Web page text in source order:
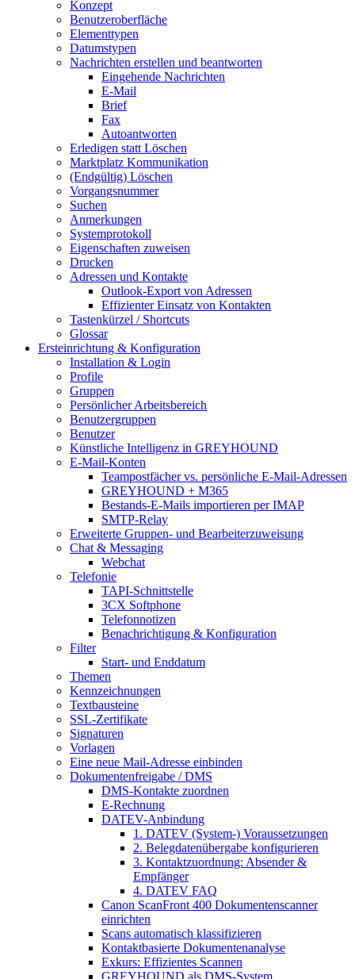
Konzept
Benutzeroberfläche
Elementtypen
Datumstypen
Nachrichten erstellen und beantworten
Eingehende Nachrichten
E-Mail
Brief
Fax
Autoantworten
Erledigen statt Löschen
Marktplatz Kommunikation
(Endgültig) Löschen
Vorgangsnummer
Suchen
Anmerkungen
Systemprotokoll
Eigenschaften zuweisen
Drucken
Adressen und Kontakte
Outlook-Export von Adressen
Effizienter Einsatz von Kontakten
Tastenkürzel / Shortcuts
Glossar
Ersteinrichtung & Konfiguration
Installation & Login
Profile
Gruppen
Persönlicher Arbeitsbereich
Benutzergruppen
Benutzer
Künstliche Intelligenz in GREYHOUND
E-Mail-Konten
Teampostfächer vs. persönliche E-Mail-Adressen
GREYHOUND + M365
Bestands-E-Mails importieren per IMAP
SMTP-Relay
Erweiterte Gruppen- und Bearbeiterzuweisung
Chat & Messaging
Webchat
Telefonie
TAPI-Schnittstelle
3CX Softphone
Telefonnotizen
Benachrichtigung & Konfiguration
Filter
Start- und Enddatum
Themen
Kennzeichnungen
Textbausteine
SSL-Zertifikate
Signaturen
Vorlagen
Eine neue Mail-Adresse einbinden
Dokumentenfreigabe / DMS
DMS-Kontakte zuordnen
E-Rechnung
DATEV-Anbindung
1. DATEV (System-) Voraussetzungen
2. Belegdatenübergabe konfigurieren
3. Kontaktzuordnung: Absender &
Empfänger
4. DATEV FAQ
Canon ScanFront 400 Dokumentenscanner
einrichten
Scans automatisch klassifizieren
Kontaktbasierte Dokumentenanalyse
Exkurs: Effizientes Scannen